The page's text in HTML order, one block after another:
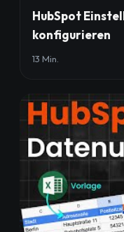
HubSpot
konfigurieren
13 Min.